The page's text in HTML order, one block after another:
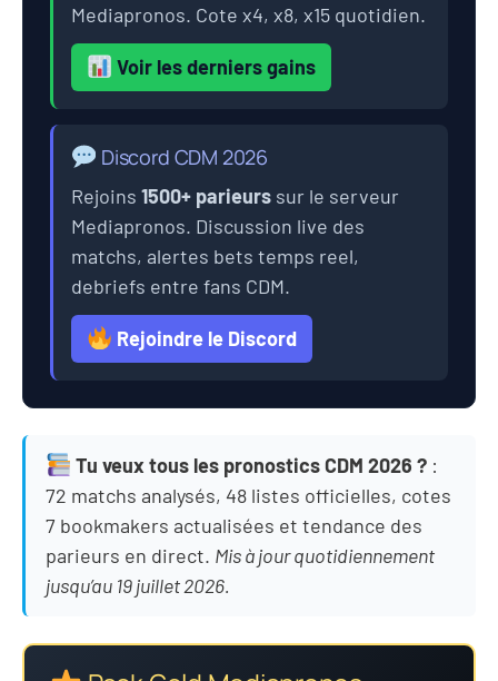
Mediapronos. Cote x4, x8, x15 quotidien.
Voir les derniers gains
Discord CDM 2026
Rejoins 1500+ parieurs sur le serveur
Mediapronos. Discussion live des
matchs, alertes bets temps reel,
debriefs entre fans CDM.
Rejoindre le Discord
Tu veux tous les pronostics CDM 2026 ? :
72 matchs analysés, 48 listes officielles, cotes
7 bookmakers actualisées et tendance des
parieurs en direct. Mis à jour quotidiennement
jusqu’au 19 juillet 2026.